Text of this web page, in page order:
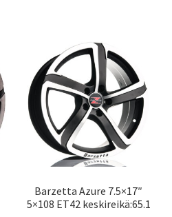
Barzetta Azure 7.5×17″
5×108 ET42 keskireikä:65.1